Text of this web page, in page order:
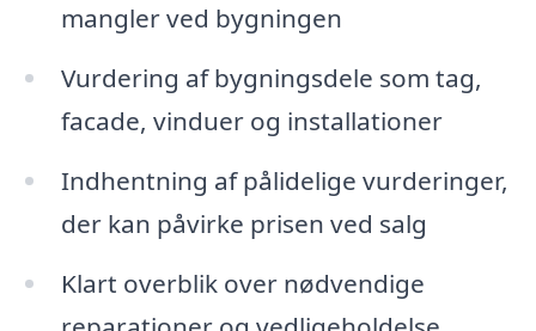
mangler ved bygningen
Vurdering af bygningsdele som tag,
facade, vinduer og installationer
Indhentning af pålidelige vurderinger,
der kan påvirke prisen ved salg
Klart overblik over nødvendige